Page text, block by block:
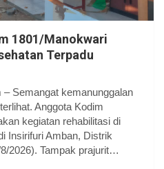
1801/Manokwari
Terpadu
Semangat kemanunggalan
Anggota Kodim
kegiatan rehabilitasi di
Insirifuri Amban, Distrik
2026). Tampak prajurit…